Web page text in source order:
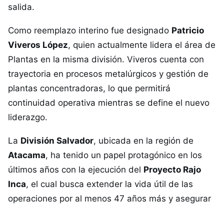
salida.
Como reemplazo interino fue designado Patricio
Viveros López, quien actualmente lidera el área de
Plantas en la misma división. Viveros cuenta con
trayectoria en procesos metalúrgicos y gestión de
plantas concentradoras, lo que permitirá
continuidad operativa mientras se define el nuevo
liderazgo.
La División Salvador, ubicada en la región de
Atacama, ha tenido un papel protagónico en los
últimos años con la ejecución del Proyecto Rajo
Inca, el cual busca extender la vida útil de las
operaciones por al menos 47 años más y asegurar